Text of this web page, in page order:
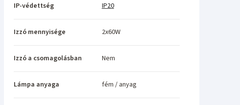
IP-védettség IP20
Izzó mennyisége 2x60W
Izzó a csomagolásban Nem
Lámpa anyaga fém / anyag